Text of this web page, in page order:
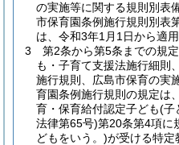
の実施等に関する規則別表
市保育園条例施行規則別表
は、令和3年1月1日から適用
3
第2条から第5条までの規
も・子育て支援法施行細則
施行規則、広島市保育の実
育園条例施行規則の規定は
育・保育給付認定子ども(子
法律第65号)第20条第4項に
どもをいう。)が受ける特定